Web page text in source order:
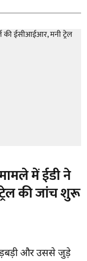
में ईडी ने
की जांच शुरू
और उससे जुड़े